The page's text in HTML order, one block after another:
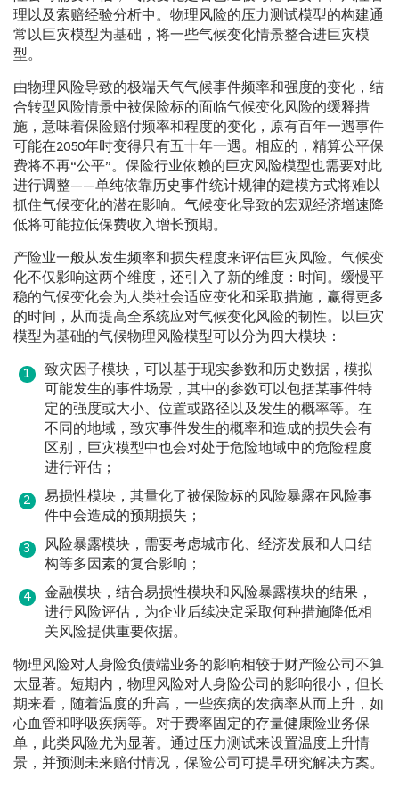
理以及索赔经验分析中。物理风险的压力测试模型的构建通
常以巨灾模型为基础，将一些气候变化情景整合进巨灾模
型。
由物理风险导致的极端天气气候事件频率和强度的变化，结
合转型风险情景中被保险标的面临气候变化风险的缓释措
施，意味着保险赔付频率和程度的变化，原有百年一遇事件
可能在2050年时变得只有五十年一遇。相应的，精算公平保
费将不再“公平”。保险行业依赖的巨灾风险模型也需要对此
进行调整——单纯依靠历史事件统计规律的建模方式将难以
抓住气候变化的潜在影响。气候变化导致的宏观经济增速降
低将可能拉低保费收入增长预期。
产险业一般从发生频率和损失程度来评估巨灾风险。气候变
化不仅影响这两个维度，还引入了新的维度：时间。缓慢平
稳的气候变化会为人类社会适应变化和采取措施，赢得更多
的时间，从而提高全系统应对气候变化风险的韧性。以巨灾
模型为基础的气候物理风险模型可以分为四大模块：
致灾因子模块，可以基于现实参数和历史数据，模拟
可能发生的事件场景，其中的参数可以包括某事件特
定的强度或大小、位置或路径以及发生的概率等。在
不同的地域，致灾事件发生的概率和造成的损失会有
区别，巨灾模型中也会对处于危险地域中的危险程度
进行评估；
易损性模块，其量化了被保险标的风险暴露在风险事
件中会造成的预期损失；
风险暴露模块，需要考虑城市化、经济发展和人口结
构等多因素的复合影响；
金融模块，结合易损性模块和风险暴露模块的结果，
进行风险评估，为企业后续决定采取何种措施降低相
关风险提供重要依据。
物理风险对人身险负债端业务的影响相较于财产险公司不算
太显著。短期内，物理风险对人身险公司的影响很小，但长
期来看，随着温度的升高，一些疾病的发病率从而上升，如
心血管和呼吸疾病等。对于费率固定的存量健康险业务保
单，此类风险尤为显著。通过压力测试来设置温度上升情
景，并预测未来赔付情况，保险公司可提早研究解决方案。